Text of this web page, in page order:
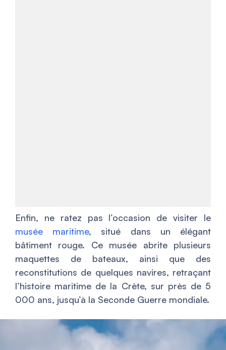
Enfin, ne ratez pas l’occasion de visiter le
musée maritime, situé dans un élégant
bâtiment rouge. Ce musée abrite plusieurs
maquettes de bateaux, ainsi que des
reconstitutions de quelques navires, retraçant
l’histoire maritime de la Crète, sur près de 5
000 ans, jusqu’à la Seconde Guerre mondiale.